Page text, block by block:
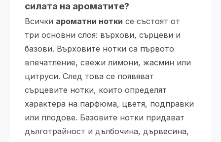
силата на ароматите?
Всички ароматни нотки се състоят от
три основни слоя: върхови, сърцеви и
базови. Върховите нотки са първото
впечатление, свежи лимони, жасмин или
цитруси. След това се появяват
сърцевите нотки, които определят
характера на парфюма, цветя, подправки
или плодове. Базовите нотки придават
дълготрайност и дълбочина, дървесина,